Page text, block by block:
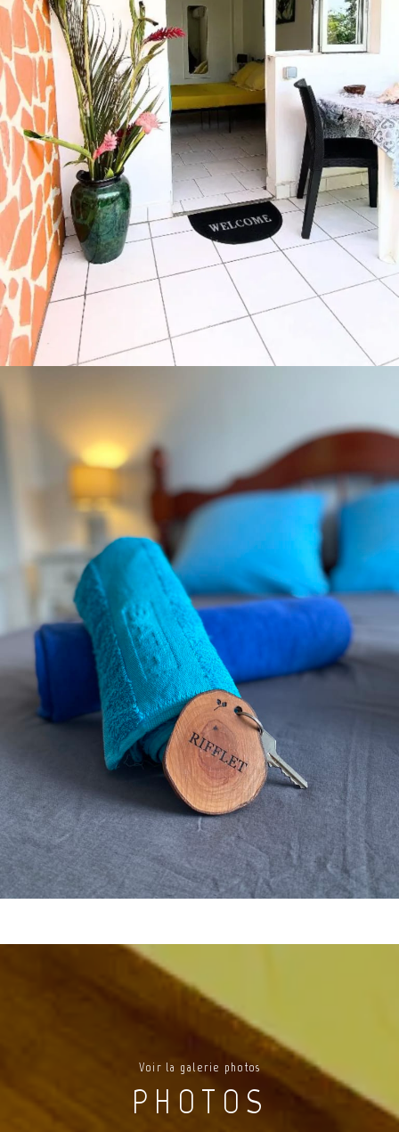
Voir la galerie photos
PHOTOS